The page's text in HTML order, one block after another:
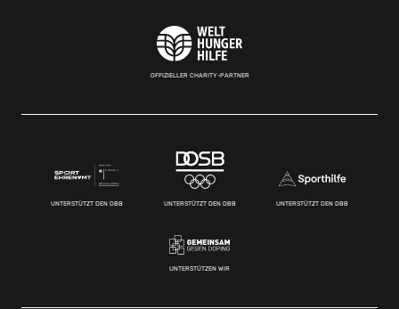
OFFIZIELLER CHARITY-PARTNER
UNTERSTÜTZT DEN DBB UNTERSTÜTZT DEN DBB UNTERSTÜTZT DEN DBB
UNTERSTÜTZEN WIR